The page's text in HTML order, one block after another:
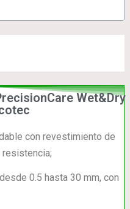
Wet&Dry
con revestimiento de
resistencia;
0.5 hasta 30 mm, con